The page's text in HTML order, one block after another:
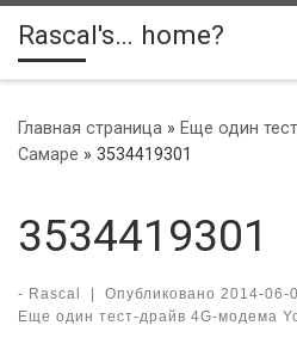
Skip to content
Rascal's… home?
Главная страница » Еще один
Самаре » 3534419301
3534419301
- Rascal | Опубликовано 2014-06-
Еще один тест-драйв 4G-модема